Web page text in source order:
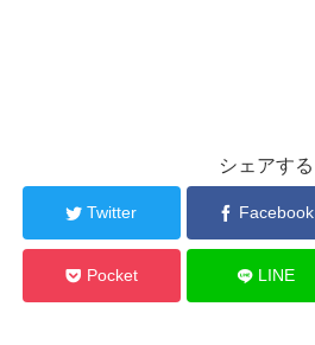
シェアする
Twitter Facebook
Pocket LINE